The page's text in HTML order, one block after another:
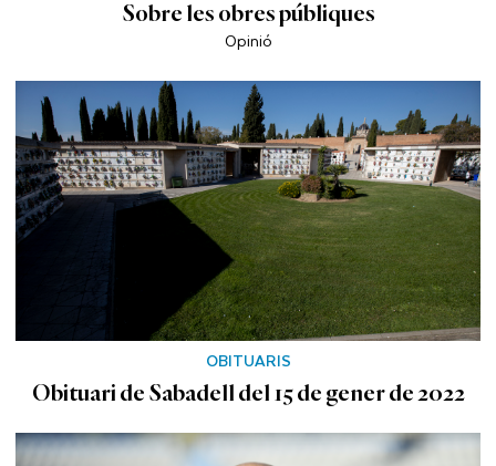
Sobre les obres públiques
Opinió
OBITUARIS
Obituari de Sabadell del 15 de gener de 2022